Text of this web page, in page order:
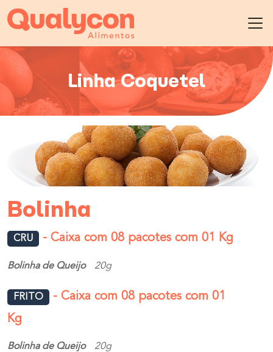
Linha Coquetel
Bolinha
CRU - Caixa com 08 pacotes com 01 Kg
Bolinha de Queijo 20g
FRITO
- Caixa com 08 pacotes com 01
Kg
Bolinha de Queijo 20g